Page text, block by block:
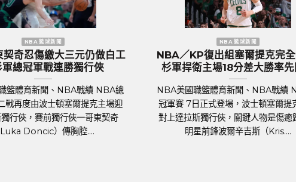
三獅軍團』英
千球迷熱列歡
績 萬眾矚目的
Euro 2024）
踢。各國好手摩拳
歐國盃／葡萄牙傳奇巨星C.羅納度最
後一舞？第六度參賽再創紀錄巔峰
足球聯賽體育新聞、足球戰績 2024年歐洲
國家盃即將於6月14日晚上在德國揭幕，39
歲的葡萄牙球星C.羅納度（Cristiano
Ronaldo）將再....